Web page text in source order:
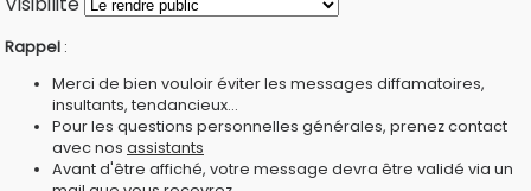
Rappel :
Merci de bien vouloir éviter les messages diffamatoires,
insultants, tendancieux...
Pour les questions personnelles générales, prenez contact
avec nos assistants
Avant d'être affiché, votre message devra être validé via un